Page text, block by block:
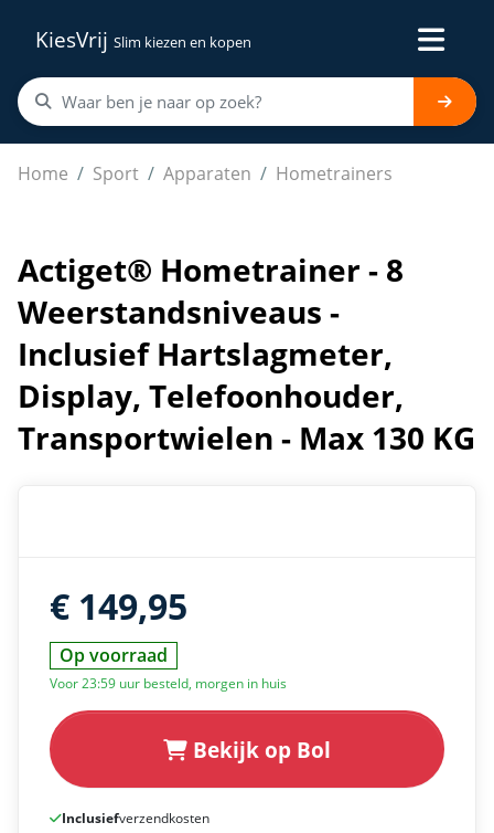
KiesVrij Slim kiezen en kopen
Home Sport Apparaten Hometrainers
Actiget® Hometrainer - 8 Weerstandsniveaus -
Actiget® Hometrainer - 8
Weerstandsniveaus -
Inclusief Hartslagmeter,
Display, Telefoonhouder,
Transportwielen - Max 130 KG
€ 149,95
Op voorraad
Voor 23:59 uur besteld, morgen in huis
Bekijk op Bol
Inclusiefverzendkosten